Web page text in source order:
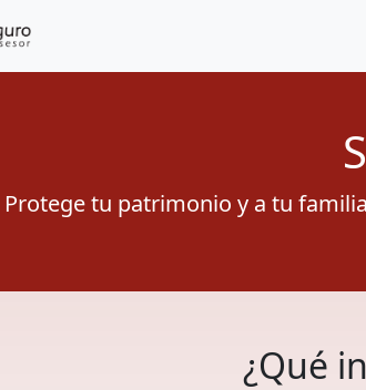
Protege tu patrimonio y a tu
¿Qué